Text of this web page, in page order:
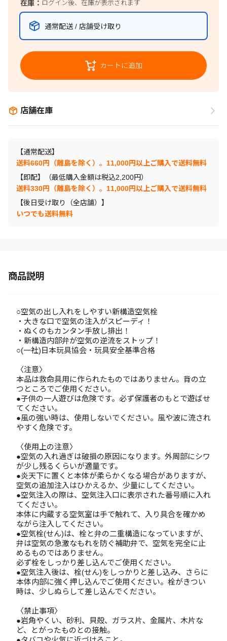
在庫： ログイン後、在庫が表示されます
通常配送 / 店舗受け取り
カートに追加
店舗在庫
【通常配送】
送料660円（離島を除く）。11,000円以上ご購入で送料無料
【即配】（最低購入金額は税込2,200円）
送料330円（離島を除く）。11,000円以上ご購入で送料無料
【後日受け取り（全店舗）】
いつでも送料無料
商品説明
○空気の出し入れをしやすい新構造空気栓
・大きな口で空気の注入がスピーディ！
・ぬくのもカンタン手放し排出！
・新構造内部弁が空気の逆流をストップ！
○(一社)日本玩具協会・玩具安全基準合格
〈注意〉
本品は救命具用に作られたものではありません。背の立
つところでご使用ください。
●子供の一人遊びは危険です。必ず保護者のもとで遊ばせ
てください。
●風の強い時は、使用しないでください。風や波に流され
やすく危険です。
〈使用上の注意〉
●空気の入れ過ぎは破損の原因になります。外周部にシワ
が少し残るくらいが適量です。
●炎天下に置くと本体が柔らかくなる場合がありますが、
空気の追加注入はひかえるか、少量にしてください。
●空気注入の際は、空気注入口に表示された番号順に入れ
てください。
本体に内蔵する空気室は手で触れて、入り具合を確かめ
ながら注入してください。
●空気栓(せん)は、栓と弁の二重構造になっていますが、
弁は空気の急激なもれを防ぐ補助弁で、空気を完全に止
めるものではありません。
必ず栓をしっかり差し込んでご使用ください。
●空気注入後は、栓(せん)をしっかりと差し込み、さらに
本体内部に強く押し込んでご使用ください。栓がきつい
時は、少しぬらして差し込んでください。
〈禁止事項〉
●岩角やくい、砂利、貝殻、ガラス片、金属片、木片な
ど、とがったものとの接触。